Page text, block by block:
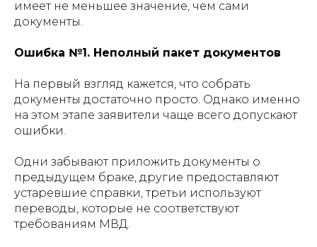
имеет не меньшее значение, чем сами
документы.
Ошибка №1. Неполный пакет документов
На первый взгляд кажется, что собрать
документы достаточно просто. Однако именно
на этом этапе заявители чаще всего допускают
ошибки.
Одни забывают приложить документы о
предыдущем браке, другие предоставляют
устаревшие справки, третьи используют
переводы, которые не соответствуют
требованиям МВД.